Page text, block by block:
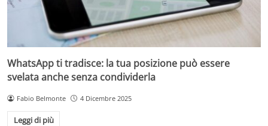
WhatsApp ti tradisce: la tua posizione può essere
svelata anche senza condividerla
Fabio Belmonte 4 Dicembre 2025
Leggi di più